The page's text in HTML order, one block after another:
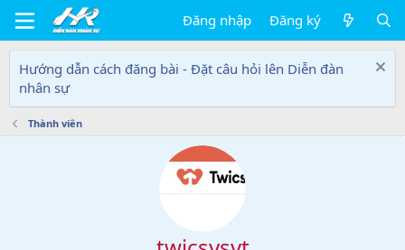
Đăng nhập Đăng ký
Hướng dẫn cách đăng bài - Đặt câu hỏi lên Diễn đàn
nhân sự
Thành viên